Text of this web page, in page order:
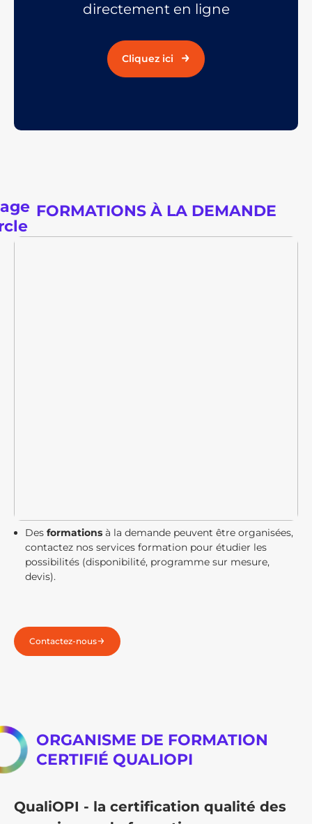
directement en ligne
Cliquez ici
FORMATIONS À LA DEMANDE
Des formations à la demande peuvent être organisées,
contactez nos services formation pour étudier les
possibilités (disponibilité, programme sur mesure,
devis).
Contactez-nous
ORGANISME DE FORMATION
CERTIFIÉ QUALIOPI
QualiOPI - la certification qualité des